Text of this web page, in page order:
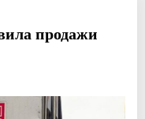
продажи